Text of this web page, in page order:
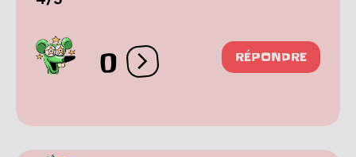
0 Ouvrir les réactions
RÉPONDRE